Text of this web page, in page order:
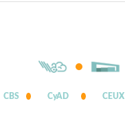
CBS CyAD CEUX